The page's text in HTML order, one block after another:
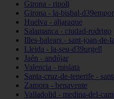
Girona - ripoll
Girona - la-bisbal-
Huelva - aljaraque
Salamanca - ciudad-rodrigo
Illes-balears - sant-joan-de-
Lleida - la-seu-d39urgell
Jaén - andújar
Valencia - mislata
Santa-cruz-de-tenerife -
Zamora - benavente
Valladolid - medina-del-